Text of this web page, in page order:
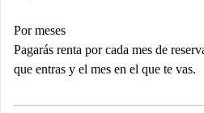
Por meses
Pagarás renta por cada mes de
que entras y el mes en el que te vas.